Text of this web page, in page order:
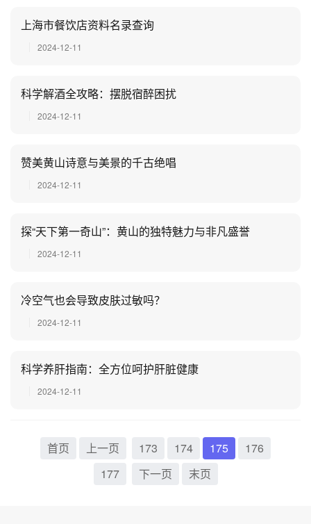
上海市餐饮店资料名录查询
2024-12-11
科学解酒全攻略：摆脱宿醉困扰
2024-12-11
赞美黄山诗意与美景的千古绝唱
2024-12-11
探“天下第一奇山”：黄山的独特魅力与非凡盛誉
2024-12-11
冷空气也会导致皮肤过敏吗？
2024-12-11
科学养肝指南：全方位呵护肝脏健康
2024-12-11
首页 上一页 173 174 175
176
177
下一页 末页